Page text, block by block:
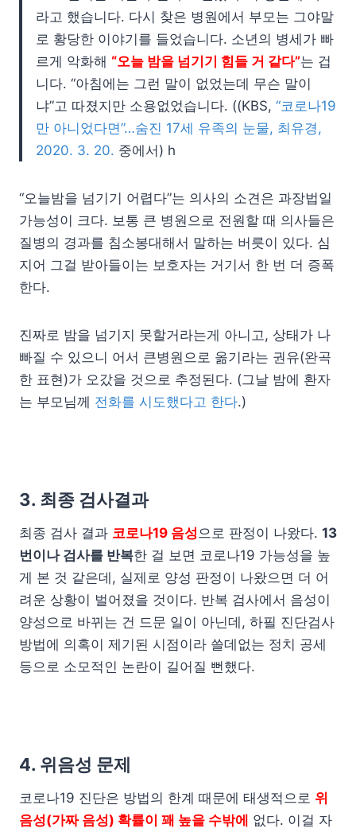
라고 했습니다. 다시 찾은 병원에서 부모는 그야말
로 황당한 이야기를 들었습니다. 소년의 병세가 빠
르게 악화해 “오늘 밤을 넘기기 힘들 거 같다”는 겁
니다. “아침에는 그런 말이 없었는데 무슨 말이
냐”고 따졌지만 소용없었습니다. ((KBS, “코로나19
만 아니었다면”…숨진 17세 유족의 눈물, 최유경,
2020. 3. 20. 중에서) h
“오늘밤을 넘기기 어렵다”는 의사의 소견은 과장법일
가능성이 크다. 보통 큰 병원으로 전원할 때 의사들은
질병의 경과를 침소봉대해서 말하는 버릇이 있다. 심
지어 그걸 받아들이는 보호자는 거기서 한 번 더 증폭
한다.
진짜로 밤을 넘기지 못할거라는게 아니고, 상태가 나
빠질 수 있으니 어서 큰병원으로 옮기라는 권유(완곡
한 표현)가 오갔을 것으로 추정된다. (그날 밤에 환자
는 부모님께 전화를 시도했다고 한다.)
3. 최종 검사결과
최종 검사 결과 코로나19 음성 으로 판정이 나왔다. 13
번이나 검사를 반복한 걸 보면 코로나19 가능성을 높
게 본 것 같은데, 실제로 양성 판정이 나왔으면 더 어
려운 상황이 벌어졌을 것이다. 반복 검사에서 음성이
양성으로 바뀌는 건 드문 일이 아닌데, 하필 진단검사
방법에 의혹이 제기된 시점이라 쓸데없는 정치 공세
등으로 소모적인 논란이 길어질 뻔했다.
4. 위음성 문제
코로나19 진단은 방법의 한계 때문에 태생적으로 위
음성(가짜 음성) 확률이 꽤 높을 수밖에 없다. 이걸 자